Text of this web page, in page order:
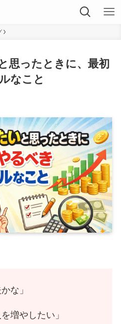
思ったときに、最初
なこと
な」
増やしたい」